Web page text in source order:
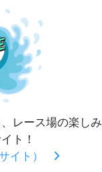
レース場の楽し
ト！
イト）